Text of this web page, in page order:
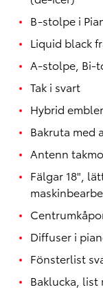
B-stolpe i
Liquid black
A-stolpe, Bi-
Tak i svart
Hybrid
Bakruta med
Antenn
Fälgar 18",
Diffuser i
Fönsterlist
Baklucka,